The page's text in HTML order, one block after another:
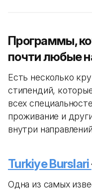
Программы,
почти любые
Есть несколько
стипендий,
всех
проживание и
внутри
Turkiye Burslari
Одна из самых